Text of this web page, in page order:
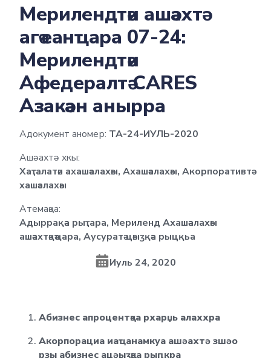
Мерилендтәи ашәахтә
агәҽанҵара 07-24:
Мерилендтәи
Афедералтә CARES
Азакәан анырра
Адокумент аномер: ТА-24-ИУЛЬ-2020
Ашәахтә хкы:
Хаҭалатәи ахашәалахәы, Ахашәалахәы, Акорпоративтә
хашәалахәы
Атемақәа:
Адыррақәа рыҭара, Мериленд Ахашәалахәы
ашәахтәқәҵара, Аусуратә цәыӡқәа рыцқьа
Иуль 24, 2020
Абизнес апроцентқәа рхарџь алаххра
Акорпорациа иаҵанамкуа ашәахтә зшәо
рзы абизнес ацәыӡқәа рыԥкра